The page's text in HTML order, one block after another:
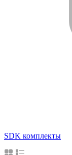
SDK комплекты